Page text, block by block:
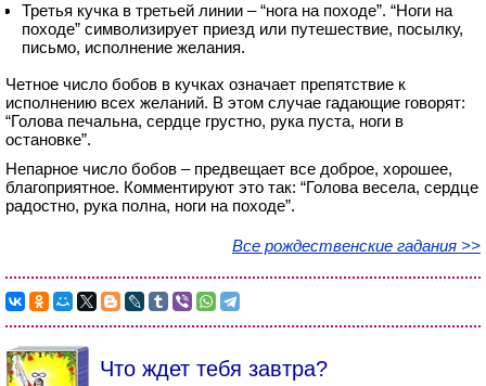
Третья кучка в третьей линии – “нога на походе”. “Ноги на
походе” символизирует приезд или путешествие, посылку,
письмо, исполнение желания.
Четное число бобов в кучках означает препятствие к
исполнению всех желаний. В этом случае гадающие говорят:
“Голова печальна, сердце грустно, рука пуста, ноги в
остановке”.
Непарное число бобов – предвещает все доброе, хорошее,
благоприятное. Комментируют это так: “Голова весела, сердце
радостно, рука полна, ноги на походе”.
Все рождественские гадания >>
Что ждет тебя завтра?